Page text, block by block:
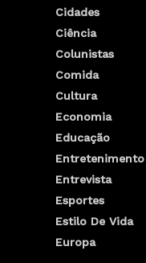
Cidades
Ciência
Colunistas
Comida
Cultura
Economia
Educação
Entretenimento
Entrevista
Esportes
Estilo De Vida
Europa